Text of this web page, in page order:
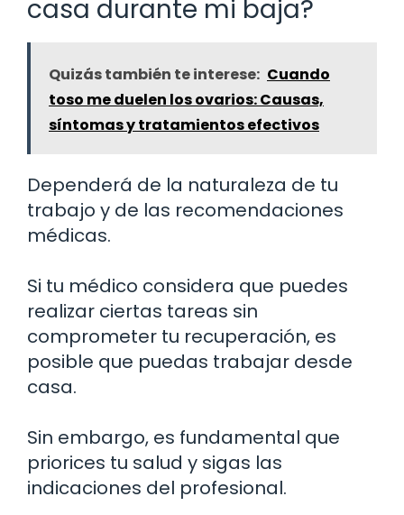
casa durante mi baja?
Quizás también te interese: Cuando
toso me duelen los ovarios: Causas,
síntomas y tratamientos efectivos
Dependerá de la naturaleza de tu
trabajo y de las recomendaciones
médicas.
Si tu médico considera que puedes
realizar ciertas tareas sin
comprometer tu recuperación, es
posible que puedas trabajar desde
casa.
Sin embargo, es fundamental que
priorices tu salud y sigas las
indicaciones del profesional.